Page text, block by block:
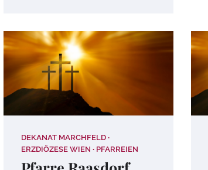
DEKANAT MARCHFELD
ERZDIÖZESE WIEN
PFARREIEN